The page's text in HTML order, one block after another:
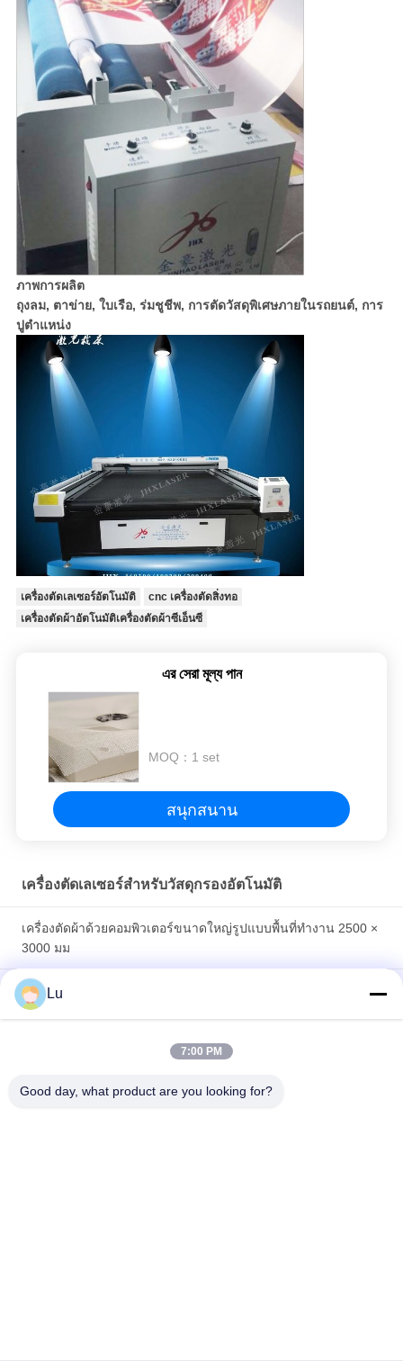
ภาพการผลิต
ถุงลม, ตาข่าย, ใบเรือ, ร่มชูชีพ, การตัดวัสดุพิเศษภายในรถยนต์, การ
ปูตำแหน่ง
เครื่องตัดเลเซอร์อัตโนมัติ
cnc เครื่องตัดสิ่งทอ
เครื่องตัดผ้าอัตโนมัติเครื่องตัดผ้าซีเอ็นซี
এর সেরা মূল্য পান
MOQ： 1 set
สนุกสนาน
เครื่องตัดเลเซอร์สำหรับวัสดุกรองอัตโนมัติ
เครื่องตัดผ้าด้วยคอมพิวเตอร์ขนาดใหญ่รูปแบบพื้นที่ทำงาน 2500 ×
3000 มม
เครื่องตัดเลเซอร์ผ้ากรองอัตโนมัติผ้าใช้งานง่ายประสิทธิภาพมี
เสถียรภาพ
อุปกรณ์ตัดเลเซอร์ผ้า Nonwoven โพลีเอสเตอร์เครื่องตัดผ้า
Lu
7:00 PM
Good day, what product are you looking for?